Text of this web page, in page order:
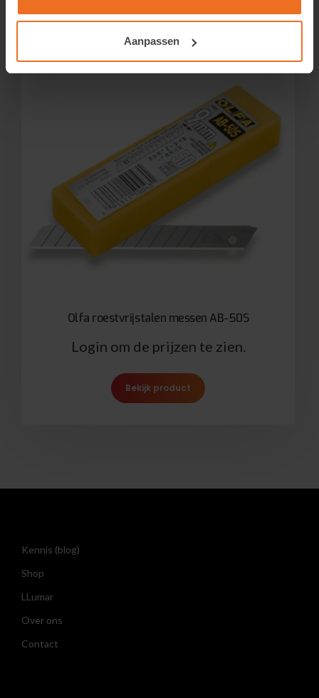
Aanpassen
Olfa roestvrijstalen messen AB-50S
Login om de prijzen te zien.
Bekijk product
Kennis (blog)
Shop
LLumar
Over ons
Contact